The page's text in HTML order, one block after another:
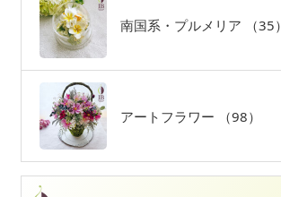
南国系・プルメリア （35）
アートフラワー （98）